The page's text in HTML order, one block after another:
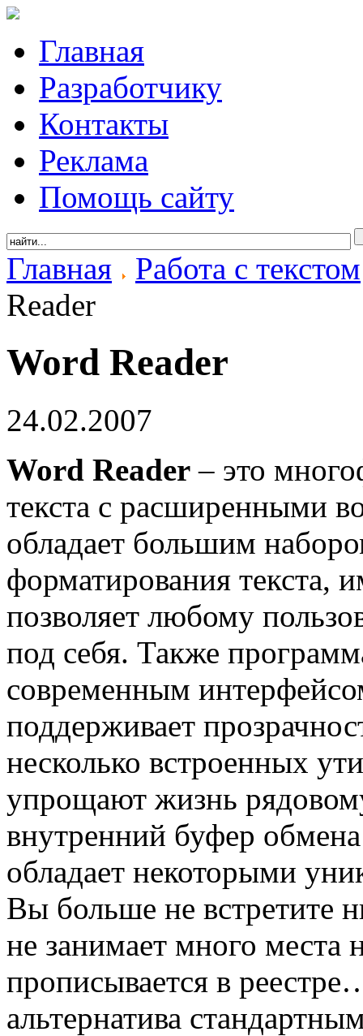
Главная
Разработчику
Контакты
Реклама
Помощь сайту
Главная
Работа с текстом
Reader
Word Reader
24.02.2007
Word Reader – это
текста с расширенными
обладает большим
форматирования текста,
позволяет любому
под себя. Также
современным
поддерживает
несколько встроенных
упрощают жизнь
внутренний буфер
обладает некоторыми
Вы больше не встретите
не занимает много места
прописывается в
альтернатива